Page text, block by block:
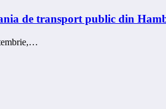
de transport public din